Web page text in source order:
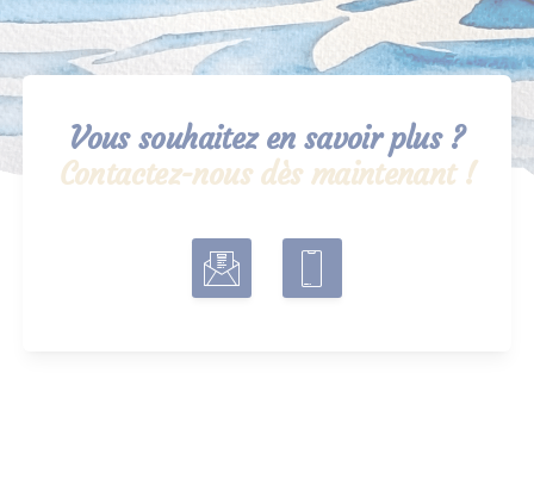
Vous souhaitez en savoir plus ?
Contactez-nous dès maintenant !